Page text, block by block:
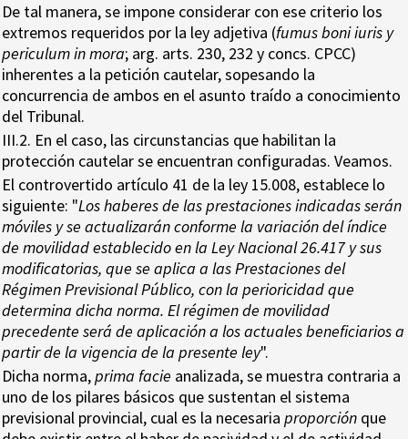
De tal manera, se impone considerar con ese criterio los
extremos requeridos por la ley adjetiva (fumus boni iuris y
periculum in mora; arg. arts. 230, 232 y concs. CPCC)
inherentes a la petición cautelar, sopesando la
concurrencia de ambos en el asunto traído a conocimiento
del Tribunal.
III.2. En el caso, las circunstancias que habilitan la
protección cautelar se encuentran configuradas. Veamos.
El controvertido artículo 41 de la ley 15.008, establece lo
siguiente: "Los haberes de las prestaciones indicadas serán
móviles y se actualizarán conforme la variación del índice
de movilidad establecido en la Ley Nacional 26.417 y sus
modificatorias, que se aplica a las Prestaciones del
Régimen Previsional Público, con la perioricidad que
determina dicha norma. El régimen de movilidad
precedente será de aplicación a los actuales beneficiarios a
partir de la vigencia de la presente ley".
Dicha norma,prima facie analizada, se muestra contraria a
uno de los pilares básicos que sustentan el sistema
previsional provincial, cual es la necesaria proporción que